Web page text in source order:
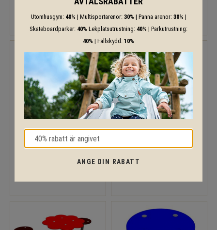
Sandbakbord Blomma
Sandbakbord
Utomhusgym: 40% | Multisportarenor: 30% | Panna arenor: 30% |
Skateboardparker: 40% Lekplatsutrustning: 40% | Parkutrustning:
40% | Fallskydd: 10%
ANGE DIN RABATT